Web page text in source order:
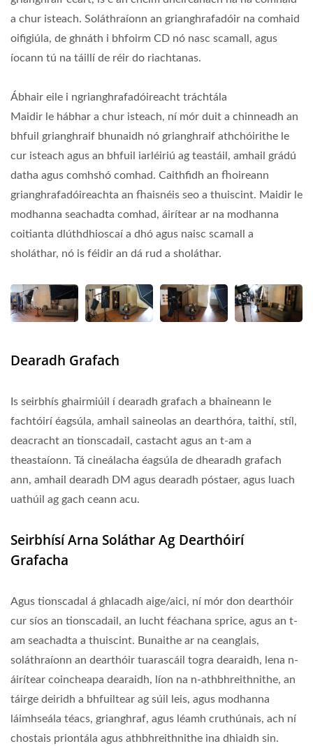
a chur isteach. Soláthraíonn an grianghrafadóir na comhaid
oifigiúla, de ghnáth i bhfoirm CD nó nasc scamall, agus
íocann tú na táillí de réir do riachtanas.
Ábhair eile i ngrianghrafadóireacht tráchtála
Maidir le hábhar a chur isteach, ní mór duit a chinneadh an
bhfuil grianghraif bhunaidh nó grianghraif athchóirithe le
cur isteach agus an bhfuil iarléiriú ag teastáil, amhail grádú
datha agus comhshó comhad. Caithfidh an fhoireann
grianghrafadóireachta an fhaisnéis seo a thuiscint. Maidir le
modhanna seachadta comhad, áirítear ar na modhanna
coitianta dlúthdhioscaí a dhó agus naisc scamall a
sholáthar, nó is féidir an dá rud a sholáthar.
Dearadh Grafach
Is seirbhís ghairmiúil í dearadh grafach a bhaineann le
fachtóirí éagsúla, amhail saineolas an dearthóra, taithí, stíl,
deacracht an tionscadail, castacht agus an t-am a
theastaíonn. Tá cineálacha éagsúla de dhearadh grafach
ann, amhail dearadh DM agus dearadh póstaer, agus luach
uathúil ag gach ceann acu.
Seirbhísí Arna Soláthar Ag Dearthóirí
Grafacha
Agus tionscadal á ghlacadh aige/aici, ní mór don dearthóir
cur síos an tionscadail, an lucht féachana sprice, agus an t-
am seachadta a thuiscint. Bunaithe ar na ceanglais,
soláthraíonn an dearthóir tuarascáil togra dearaidh, lena n-
áirítear coincheapa dearaidh, líon na n-athbhreithnithe, an
táirge deiridh a bhfuiltear ag súil leis, agus modhanna
láimhseála téacs, grianghraf, agus léamh cruthúnais, ach ní
chostais priontála agus athbhreithnithe ina dhiaidh sin.